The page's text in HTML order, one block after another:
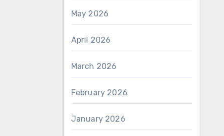
May 2026
April 2026
March 2026
February 2026
January 2026